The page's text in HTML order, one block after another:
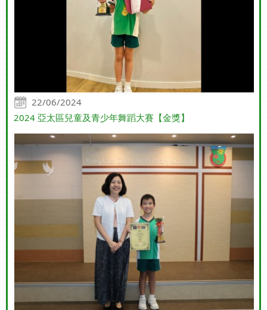
22/06/2024
2024 亞太區兒童及青少年舞蹈大賽【金獎】